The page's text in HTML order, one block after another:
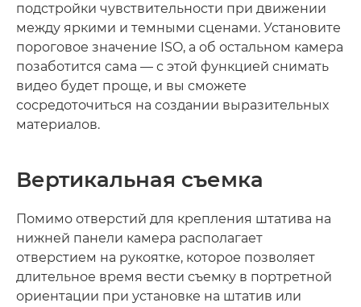
подстройки чувствительности при движении
между яркими и темными сценами. Установите
пороговое значение ISO, а об остальном камера
позаботится сама — с этой функцией снимать
видео будет проще, и вы сможете
сосредоточиться на создании выразительных
материалов.
Вертикальная съемка
Помимо отверстий для крепления штатива на
нижней панели камера располагает
отверстием на рукоятке, которое позволяет
длительное время вести съемку в портретной
ориентации при установке на штатив или